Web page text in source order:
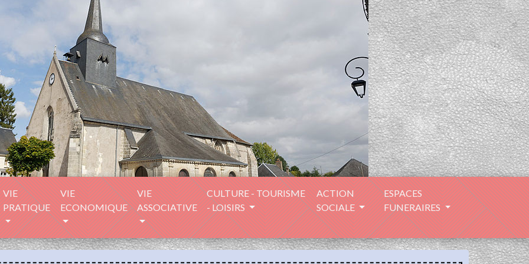
VIE
PRATIQUE
VIE
ECONOMIQUE
VIE
ASSOCIATIVE
CULTURE - TOURISME
- LOISIRS
ACTION
SOCIALE
ESPACES
FUNERAIRES